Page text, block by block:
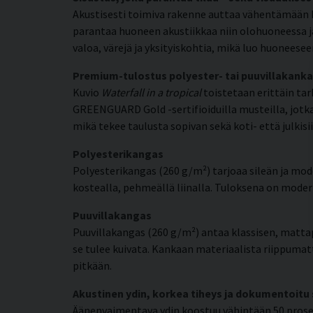
Akustisesti toimiva rakenne auttaa
parantaa huoneen akustiikkaa niin
valoa, värejä ja yksityiskohtia, mikä luo
Premium-tulostus polyester- tai
Kuvio Waterfall in a tropicaltoistetaan erittäin
GREENGUARD Gold -sertifioiduilla musteilla,
mikä tekee taulusta sopivan sekä koti- että
Polyesterikangas
Polyesterikangas (260 g/m²) tarjoaa sileän ja
kostealla, pehmeällä liinalla. Tuloksena on
Puuvillakangas
Puuvillakangas (260 g/m²) antaa klassisen,
se tulee kuivata. Kankaan materiaalista
pitkään.
Akustinen ydin, korkea tiheys ja
Äänenvaimentava ydin koostuu vähintään 50